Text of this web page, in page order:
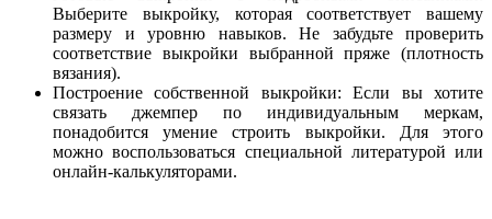
Выберите выкройку, которая соответствует вашему
размеру и уровню навыков. Не забудьте проверить
соответствие выкройки выбранной пряже (плотность
вязания).
Построение собственной выкройки: Если вы хотите
связать джемпер по индивидуальным меркам,
понадобится умение строить выкройки. Для этого
можно воспользоваться специальной литературой или
онлайн-калькуляторами.